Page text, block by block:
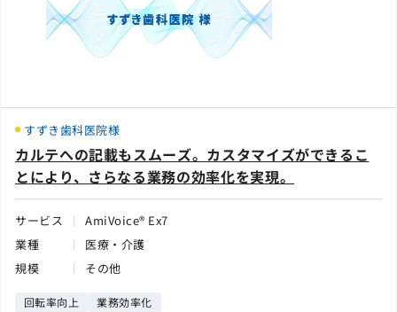
すずき歯科医院様
カルテへの記載もスムーズ。カスタマイズができるこ
とにより、さらなる業務の効率化を実現。
サービス
AmiVoice® Ex7
業種
医療・介護
規模
その他
回転率向上 業務効率化